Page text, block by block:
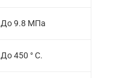
До 9.8 МПа
До 450 ° C.